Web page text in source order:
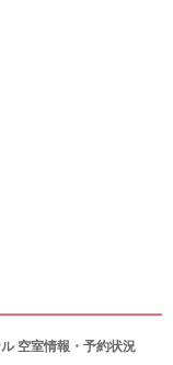
空室情報・予約状況